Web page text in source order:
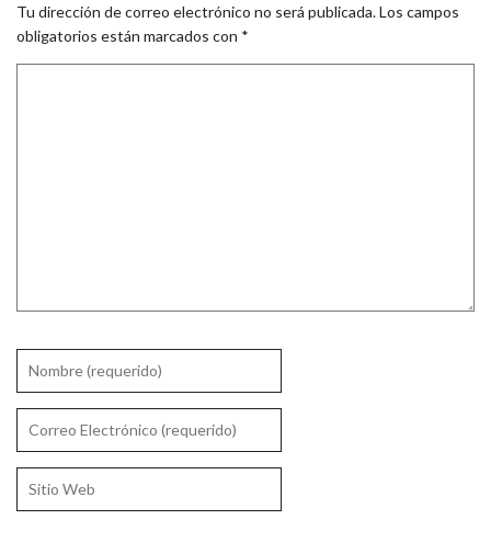
Tu dirección de correo electrónico no será publicada.Los campos
obligatorios están marcados con *